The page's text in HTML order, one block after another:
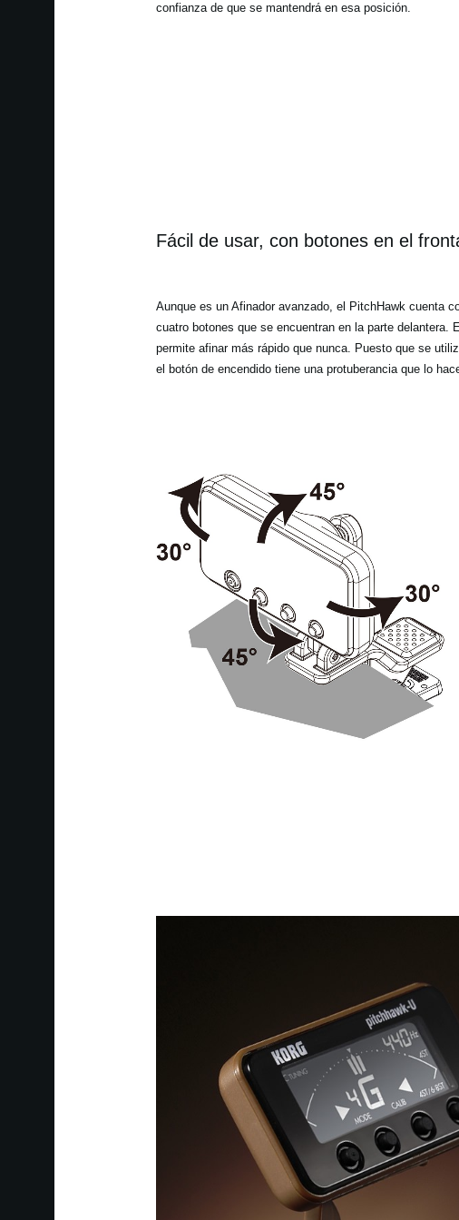
confianza de que se mantendrá en esa posición.
Fácil de usar, con botones en el
Aunque es un Afinador avanzado, el PitchHawk cuenta
cuatro botones que se encuentran en la parte delantera.
permite afinar más rápido que nunca. Puesto que se
el botón de encendido tiene una protuberancia que lo